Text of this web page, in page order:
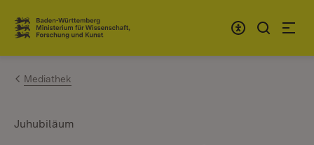
Zum Inhalt springen
Link zur Startseite
Mediathek
Juhubiläum